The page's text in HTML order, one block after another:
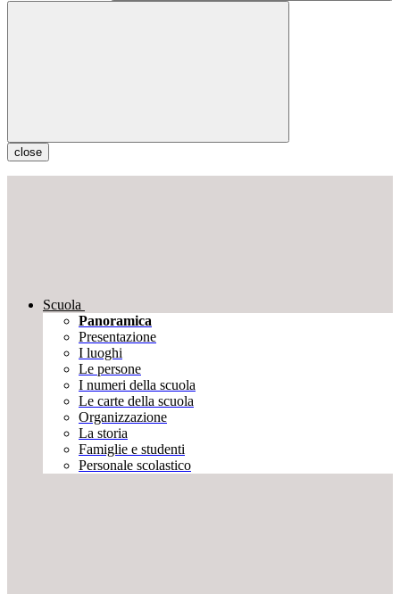
close
Scuola
Panoramica
Presentazione
I luoghi
Le persone
I numeri della scuola
Le carte della scuola
Organizzazione
La storia
Famiglie e studenti
Personale scolastico